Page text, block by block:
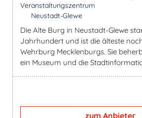
Veranstaltungszentrum
Neustadt-Glewe
Die Alte Burg in Neustadt-Glewe
Jahrhundert und ist die älteste
Wehrburg Mecklenburgs. Sie
ein Museum und die
zum Anbieter